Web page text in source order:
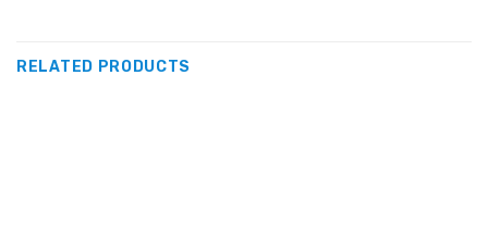
RELATED PRODUCTS